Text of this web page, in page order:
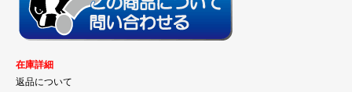
在庫詳細
返品について